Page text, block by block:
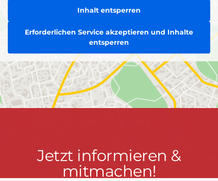
Inhalt entsperren
Erforderlichen Service akzeptieren und Inhalte
entsperren
Jetzt
informieren
Jetzt informieren &
mitmachen!